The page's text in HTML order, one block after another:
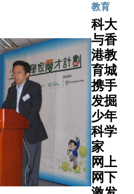
教育
科大
与香
港教
育城
携手
发掘
少年
科学
家
网上
网下